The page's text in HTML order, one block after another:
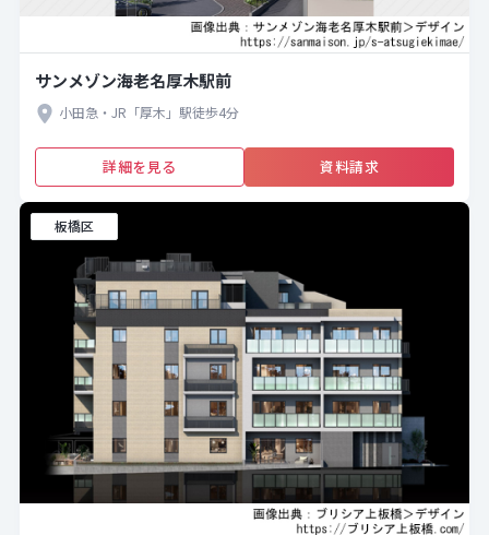
サンメゾン海老名厚木駅前
小田急・JR「厚木」駅徒歩4分
詳細を見る 資料請求
板橋区